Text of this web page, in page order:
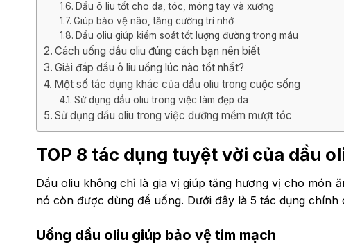
Dầu ô liu tốt cho da, tóc, móng tay và xương
Giúp bảo vệ não, tăng cường trí nhớ
Dầu oliu giúp kiểm soát tốt lượng đường trong máu
Cách uống dầu oliu đúng cách bạn nên biết
Giải đáp dầu ô liu uống lúc nào tốt nhất?
Một số tác dụng khác của dầu oliu trong cuộc sống
Sử dụng dầu oliu trong việc làm đẹp da
Sử dụng dầu oliu trong việc dưỡng mềm mượt tóc
TOP 8 tác dụng tuyệt vời của dầu
Dầu oliu không chỉ là gia vị giúp tăng hương vị cho món
nó còn được dùng để uống. Dưới đây là 5 tác dụng
Uống dầu oliu giúp bảo vệ tim mạch